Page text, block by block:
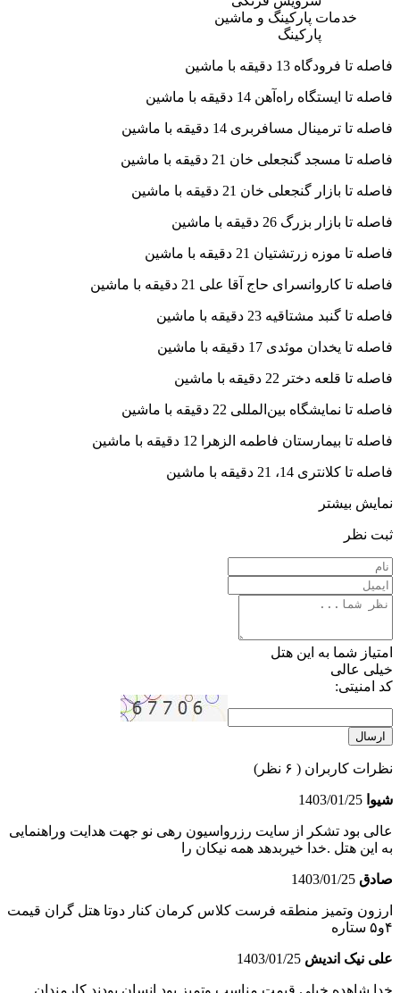
خدمات پارکینگ و ماشین
پارکینگ
فاصله تا فرودگاه 13 دقیقه با ماشین
فاصله تا ایستگاه راه‌آهن 14 دقیقه با ماشین
فاصله تا ترمینال مسافربری 14 دقیقه با ماشین
فاصله تا مسجد گنجعلی خان 21 دقیقه با ماشین
فاصله تا بازار گنجعلی خان 21 دقیقه با ماشین
فاصله تا بازار بزرگ 26 دقیقه با ماشین
فاصله تا موزه زرتشتیان 21 دقیقه با ماشین
فاصله تا کاروانسرای حاج آقا علی 21 دقیقه با ماشین
فاصله تا گنبد مشتاقیه 23 دقیقه با ماشین
فاصله تا یخدان موئدی 17 دقیقه با ماشین
فاصله تا قلعه دختر 22 دقیقه با ماشین
فاصله تا نمایشگاه بین‌المللی 22 دقیقه با ماشین
فاصله تا بیمارستان فاطمه الزهرا 12 دقیقه با ماشین
فاصله تا کلانتری 14، 21 دقیقه با ماشین
نمایش بیشتر
ثبت نظر
امتیاز شما به این هتل
خیلی عالی
کد امنیتی:
ارسال
نظرات کاربران ( ۶ نظر)
شیوا 1403/01/25
عالی بود تشکر از سایت رزرواسیون رهی نو جهت هدایت وراهنمایی
به این هتل .خدا خیربدهد همه نیکان را
صادق 1403/01/25
ارزون وتمیز منطقه فرست کلاس کرمان کنار دوتا هتل گران قیمت
۴و۵ ستاره
علی نیک اندیش 1403/01/25
خدا شاهده خیلی قیمت مناسب وتمیز بود انسان بودند کارمندان